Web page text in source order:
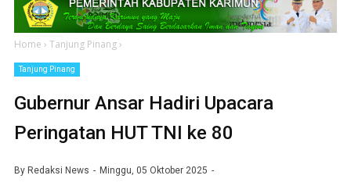
Home › Tanjung Pinang›
Tanjung Pinang
Gubernur Ansar Hadiri Upacara
Peringatan HUT TNI ke 80
By Redaksi News Minggu, 05 Oktober 2025